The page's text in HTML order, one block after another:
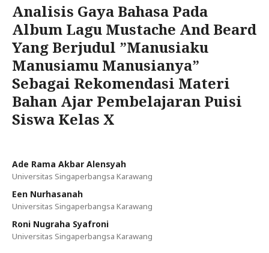
Analisis Gaya Bahasa Pada
Album Lagu Mustache And Beard
Yang Berjudul ”Manusiaku
Manusiamu Manusianya”
Sebagai Rekomendasi Materi
Bahan Ajar Pembelajaran Puisi
Siswa Kelas X
Ade Rama Akbar Alensyah
Universitas Singaperbangsa Karawang
Een Nurhasanah
Universitas Singaperbangsa Karawang
Roni Nugraha Syafroni
Universitas Singaperbangsa Karawang